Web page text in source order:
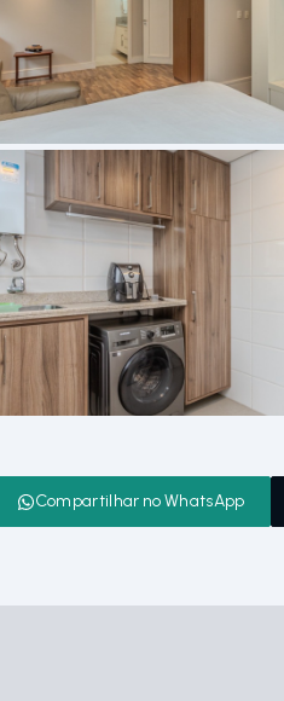
Compartilhar no WhatsApp